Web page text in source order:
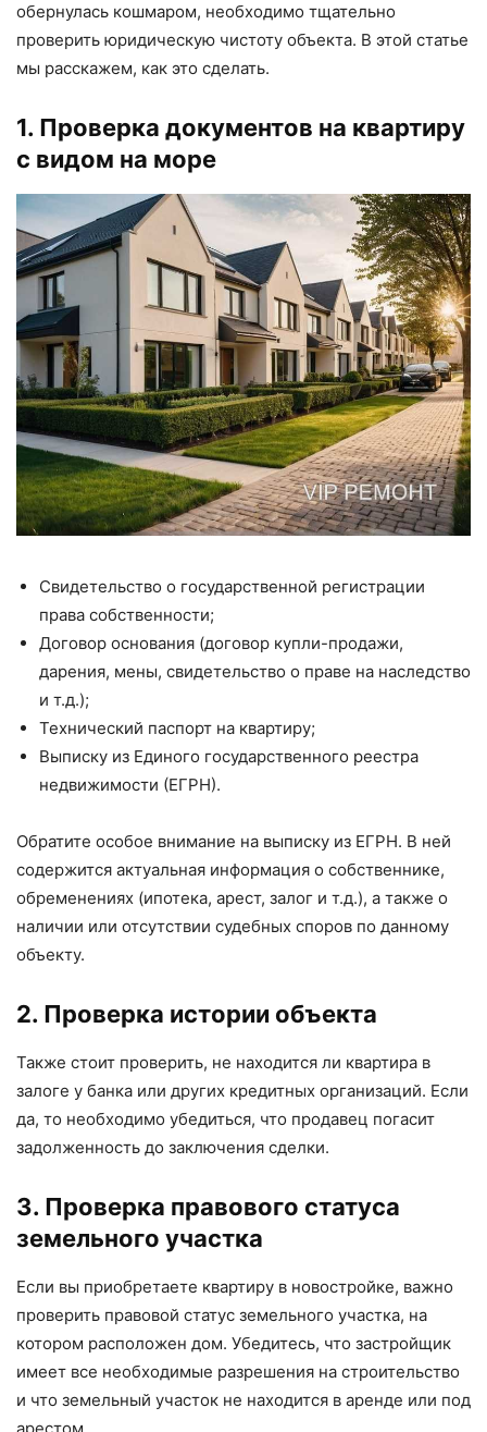
обернулась кошмаром, необходимо тщательно
проверить юридическую чистоту объекта. В этой статье
мы расскажем, как это сделать.
1. Проверка документов на квартиру
с видом на море
Свидетельство о государственной регистрации
права собственности;
Договор основания (договор купли-продажи,
дарения, мены, свидетельство о праве на наследство
и т.д.);
Технический паспорт на квартиру;
Выписку из Единого государственного реестра
недвижимости (ЕГРН).
Обратите особое внимание на выписку из ЕГРН. В ней
содержится актуальная информация о собственнике,
обременениях (ипотека, арест, залог и т.д.), а также о
наличии или отсутствии судебных споров по данному
объекту.
2. Проверка истории объекта
Также стоит проверить, не находится ли квартира в
залоге у банка или других кредитных организаций. Если
да, то необходимо убедиться, что продавец погасит
задолженность до заключения сделки.
3. Проверка правового статуса
земельного участка
Если вы приобретаете квартиру в новостройке, важно
проверить правовой статус земельного участка, на
котором расположен дом. Убедитесь, что застройщик
имеет все необходимые разрешения на строительство
и что земельный участок не находится в аренде или под